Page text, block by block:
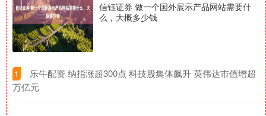
信钰证券 做一个国外展示产品网站需要什
么，大概多少钱
1
​乐牛配资 纳指涨超300点 科技股集体飙升 英伟达市值增超
万亿元